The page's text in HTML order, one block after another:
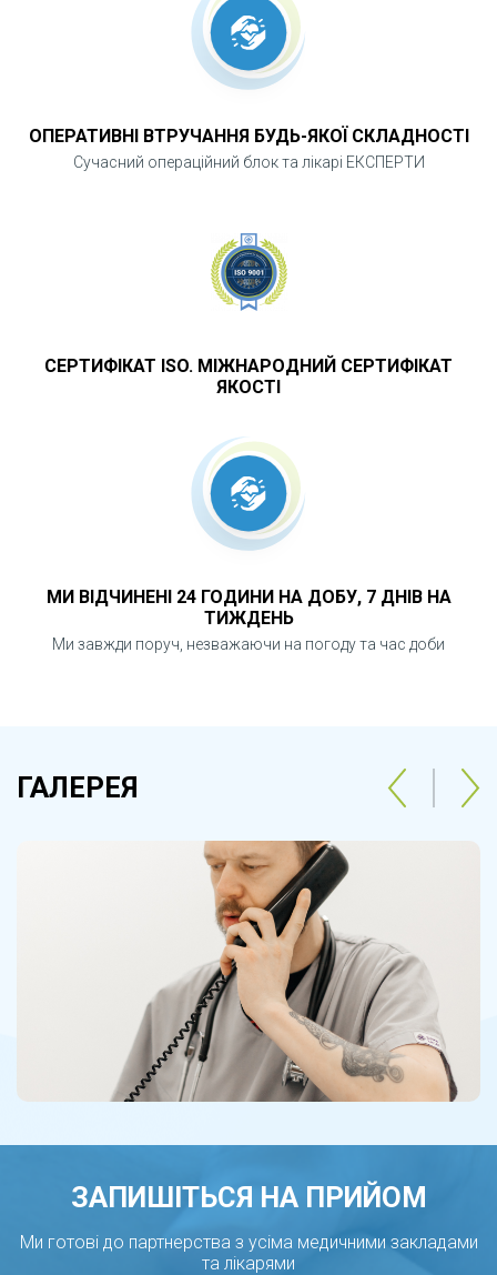
ОПЕРАТИВНІ ВТРУЧАННЯ БУДЬ-ЯКОЇ СКЛАДНОСТІ
Сучасний операційний блок та лікарі ЕКСПЕРТИ
СЕРТИФІКАТ ISO. МІЖНАРОДНИЙ СЕРТИФІКАТ
ЯКОСТІ
МИ ВІДЧИНЕНІ 24 ГОДИНИ НА ДОБУ, 7 ДНІВ НА
ТИЖДЕНЬ
Ми завжди поруч, незважаючи на погоду та час доби
ГАЛЕРЕЯ
ЗАПИШІТЬСЯ НА ПРИЙОМ
Ми готові до партнерства з усіма медичними закладами
та лікарями